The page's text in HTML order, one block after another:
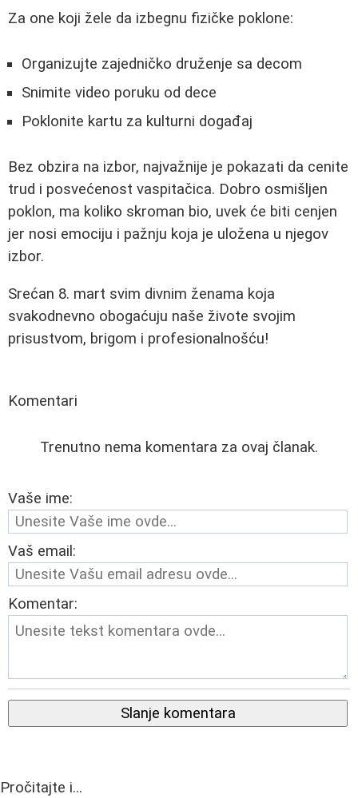
Za one koji žele da izbegnu fizičke poklone:
Organizujte zajedničko druženje sa decom
Snimite video poruku od dece
Poklonite kartu za kulturni događaj
Bez obzira na izbor, najvažnije je pokazati da cenite
trud i posvećenost vaspitačica. Dobro osmišljen
poklon, ma koliko skroman bio, uvek će biti cenjen
jer nosi emociju i pažnju koja je uložena u njegov
izbor.
Srećan 8. mart svim divnim ženama koja
svakodnevno obogaćuju naše živote svojim
prisustvom, brigom i profesionalnošću!
Komentari
Trenutno nema komentara za ovaj članak.
Vaše ime:
Vaš email:
Komentar:
Slanje komentara
Pročitajte i...